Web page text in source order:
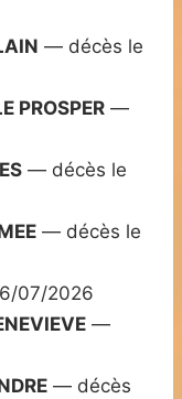
— décès le
PROSPER —
— décès le
— décès le
07/2026
—
— décès